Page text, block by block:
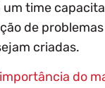
um time
de
criadas.
do